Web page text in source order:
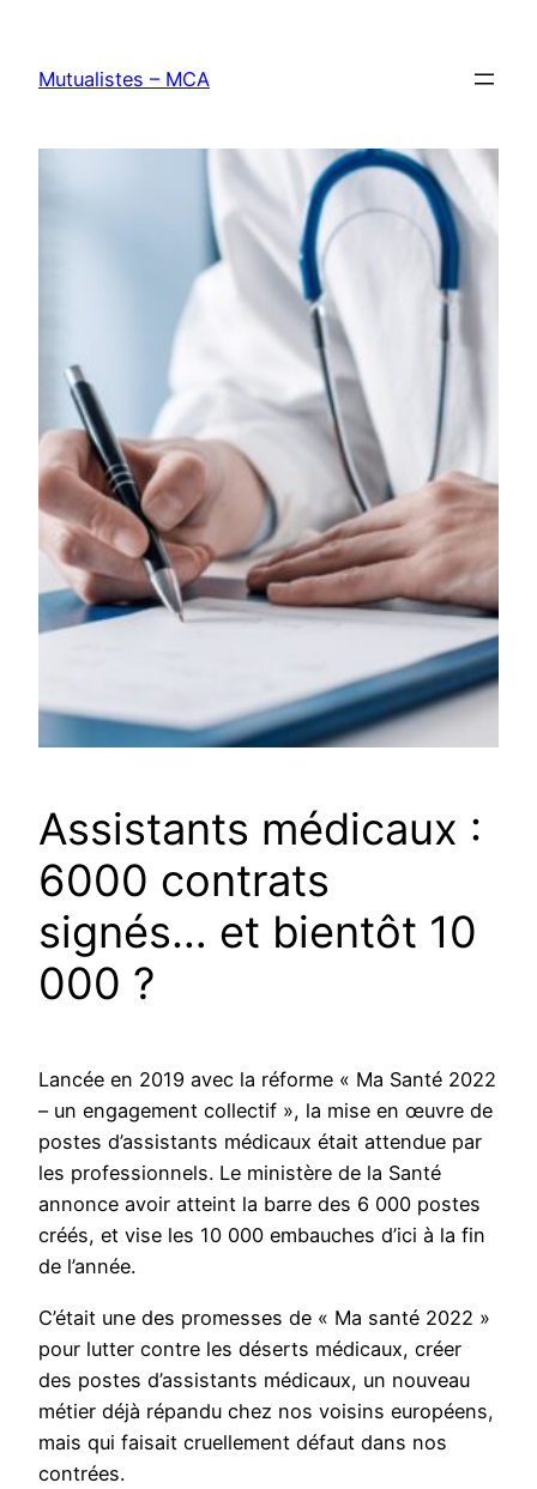
contenu
Mutualistes – MCA
Assistants médicaux :
6000 contrats
signés… et bientôt 10
000 ?
Lancée en 2019 avec la réforme « Ma Santé 2022
– un engagement collectif », la mise en œuvre de
postes d’assistants médicaux était attendue par
les professionnels. Le ministère de la Santé
annonce avoir atteint la barre des 6 000 postes
créés, et vise les 10 000 embauches d’ici à la fin
de l’année.
C’était une des promesses de « Ma santé 2022 »
pour lutter contre les déserts médicaux, créer
des postes d’assistants médicaux, un nouveau
métier déjà répandu chez nos voisins européens,
mais qui faisait cruellement défaut dans nos
contrées.